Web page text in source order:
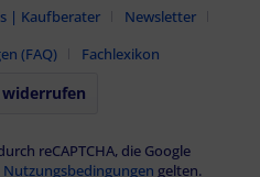
| Kaufberater
Newsletter
(FAQ)
Fachlexikon
reCAPTCHA, die Google
Nutzungsbedingungen gelten.